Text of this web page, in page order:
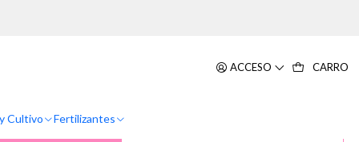
ACCESO CARRO
Cultivo Fertilizantes
-Tutor Plástico Para Plantas